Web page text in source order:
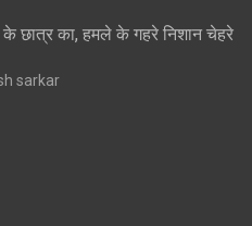
छात्र का, हमले के गहरे निशान चेहरे
sarkar